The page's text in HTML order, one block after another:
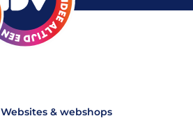
Websites & webshops